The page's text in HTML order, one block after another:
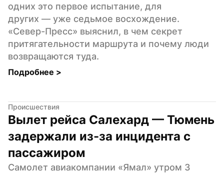
одних это первое испытание, для
других — уже седьмое восхождение.
«Север-Пресс» выяснил, в чем секрет
притягательности маршрута и почему люди
возвращаются туда.
Подробнее >
Происшествия
Вылет рейса Салехард — Тюмень
задержали из-за инцидента с
пассажиром
Самолет авиакомпании «Ямал» утром 3